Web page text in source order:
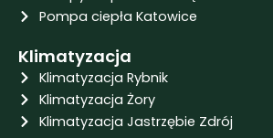
Pompa ciepła Katowice
Klimatyzacja
Klimatyzacja Rybnik
Klimatyzacja Żory
Klimatyzacja Jastrzębie Zdrój